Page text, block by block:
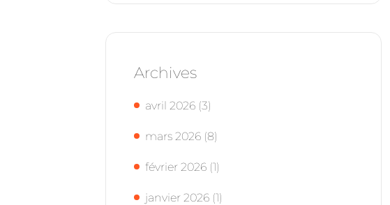
Archives
avril 2026 (3)
mars 2026 (8)
février 2026 (1)
janvier 2026 (1)